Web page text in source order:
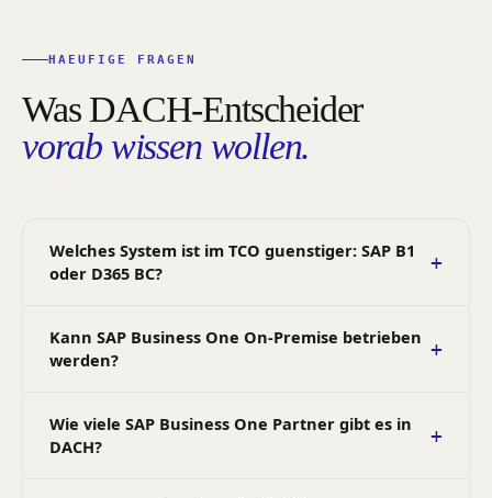
HAEUFIGE FRAGEN
Was DACH-Entscheider
vorab wissen wollen.
Welches System ist im TCO guenstiger: SAP B1
oder D365 BC?
Kann SAP Business One On-Premise betrieben
werden?
Wie viele SAP Business One Partner gibt es in
DACH?